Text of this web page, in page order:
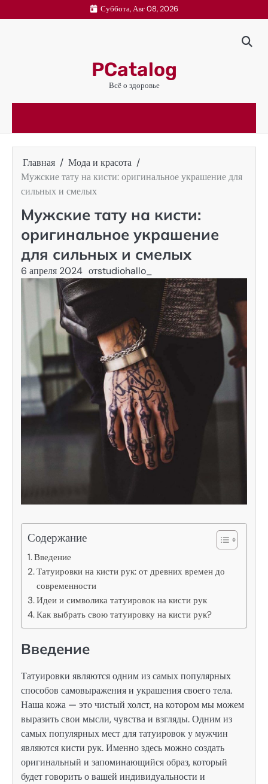
к
Суббота, Авг 08, 2026
PCatalog
Всё о здоровье
Главная
Мода и красота
Мужские тату на кисти: оригинальное украшение для
сильных и смелых
Мужские тату на кисти:
оригинальное украшение
для сильных и смелых
6 апреля 2024 отstudiohallo_
Содержание
Введение
Татуировки на кисти рук: от древних времен до
современности
Идеи и символика татуировок на кисти рук
Как выбрать свою татуировку на кисти рук?
Введение
Татуировки являются одним из самых популярных
способов самовыражения и украшения своего тела.
Наша кожа — это чистый холст, на котором мы можем
выразить свои мысли, чувства и взгляды. Одним из
самых популярных мест для татуировок у мужчин
являются кисти рук. Именно здесь можно создать
оригинальный и запоминающийся образ, который
будет говорить о вашей индивидуальности и